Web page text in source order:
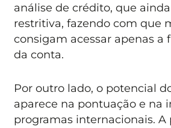
análise de crédito, que
restritiva, fazendo com que
consigam acessar apenas a
da conta.
Por outro lado, o potencial
aparece na pontuação e na
programas internacionais. A